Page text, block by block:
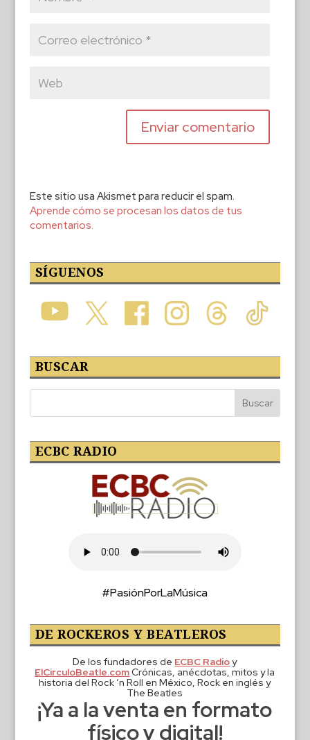
Este sitio usa Akismet para reducir el spam.
Aprende cómo se procesan los datos de tus
comentarios.
SÍGUENOS
BUSCAR
ECBC RADIO
#PasiónPorLaMúsica
DE ROCKEROS Y BEATLEROS
De los fundadores de ECBC Radioy
ElCirculoBeatle.comCrónicas, anécdotas, mitos y la
historia del Rock ‘n Roll en México, Rock en inglés y
The Beatles
¡Ya a la venta en formato
físico y digital!